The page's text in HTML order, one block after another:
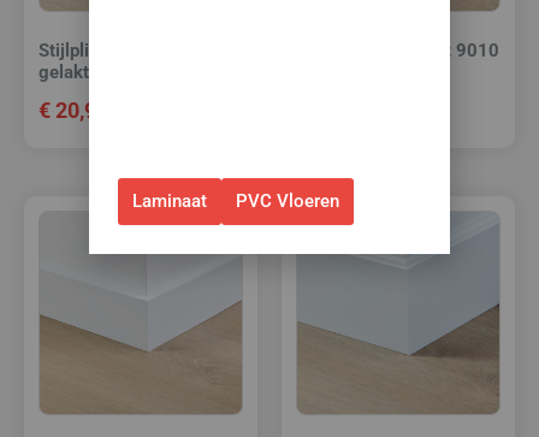
Stijlplint Praag Wit 9010
gelakt 12 cm.
€20,95
Stijlplint Berlijn Wit 9010
Laminaat PVC Vloeren